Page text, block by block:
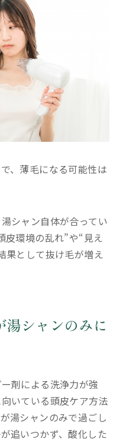
、薄毛になる可能性は
シャン自体が合ってい
環境の乱れ”や“見え
果として抜け毛が増え
シャンのみに
剤による洗浄力が強
いている頭皮ケア方法
湯シャンのみで過ごし
追いつかず、酸化した